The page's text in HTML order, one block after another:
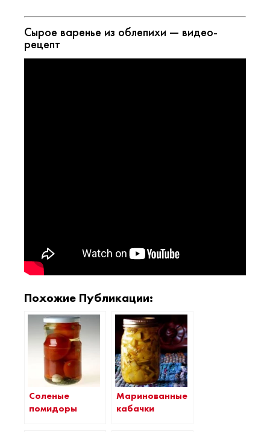
Сырое варенье из облепихи — видео-
рецепт
Похожие Публикации:
Соленые
помидоры
Маринованные
кабачки